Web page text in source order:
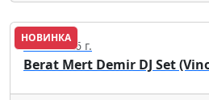
НОВИНКА
11.08.2026 г.
Berat Mert Demir DJ Set